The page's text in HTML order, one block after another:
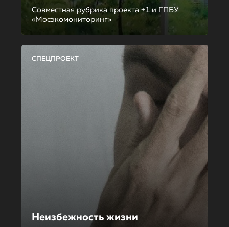
Совместная рубрика проекта +1 и ГПБУ
«Мосэкомониторинг»
СПЕЦПРОЕКТ
Неизбежность жизни